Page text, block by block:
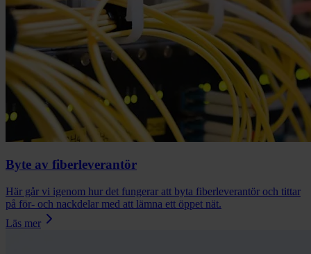
Byte av fiberleverantör
Här går vi igenom hur det fungerar att byta fiberleverantör och tittar
på för- och nackdelar med att lämna ett öppet nät.
Läs mer